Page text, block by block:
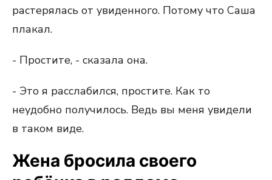
растерялась от увиденного. Потому что Саша
плакал.
- Простите, - сказала она.
- Это я расслабился, простите. Как то
неудобно получилось. Ведь вы меня увидели
в таком виде.
Жена бросила своего